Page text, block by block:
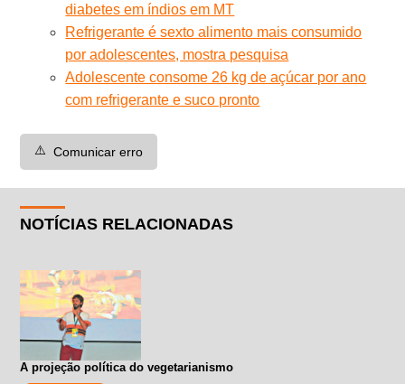
diabetes em índios em MT
Refrigerante é sexto alimento mais consumido
por adolescentes, mostra pesquisa
Adolescente consome 26 kg de açúcar por ano
com refrigerante e suco pronto
⚠️ Comunicar erro
NOTÍCIAS RELACIONADAS
A projeção política do vegetarianismo